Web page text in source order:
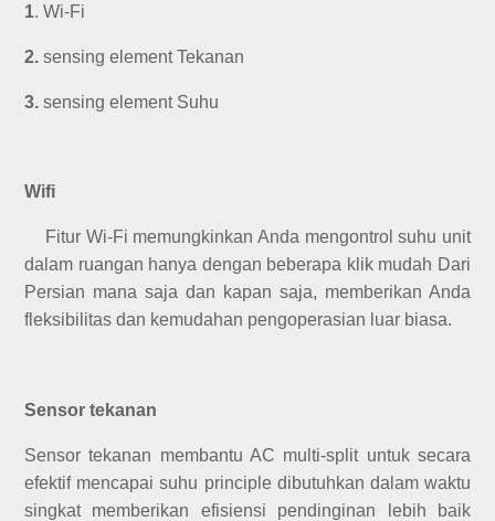
1. Wi-Fi
2. sensing element Tekanan
3. sensing element Suhu
Wifi
Fitur Wi-Fi memungkinkan Anda mengontrol suhu unit
dalam ruangan hanya dengan beberapa klik mudah Dari
Persian mana saja dan kapan saja, memberikan Anda
fleksibilitas dan kemudahan pengoperasian luar biasa.
Sensor tekanan
Sensor tekanan membantu AC multi-split untuk secara
efektif mencapai suhu principle dibutuhkan dalam waktu
singkat memberikan efisiensi pendinginan lebih baik